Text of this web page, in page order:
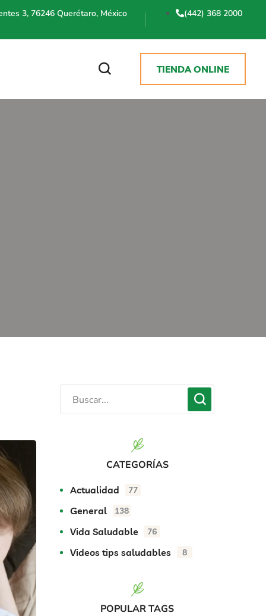
3, 76246 Querétaro, México (442) 368 2000
TIENDA ONLINE
CATEGORÍAS
Actualidad 77
General 138
Vida Saludable 76
Videos tips saludables 8
POPULAR TAGS